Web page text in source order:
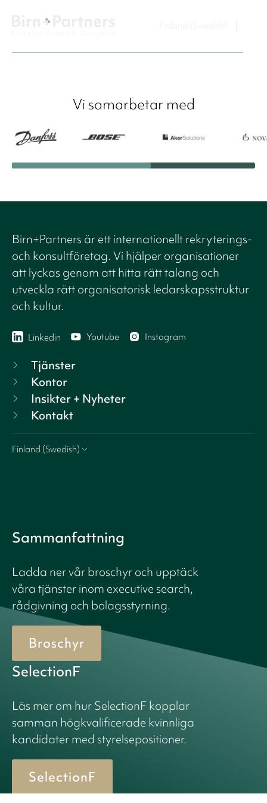
Vi samarbetar med
Birn+Partners är ett internationellt rekryterings-
och konsultföretag. Vi hjälper organisationer
att lyckas genom att hitta rätt talang och
utveckla rätt organisatorisk ledarskapsstruktur
och kultur.
Linkedin Youtube Instagram
Tjänster
Kontor
Insikter + Nyheter
Kontakt
Finland (Swedish)
Sammanfattning
Ladda ner vår broschyr och upptäck
våra tjänster inom executive search,
rådgivning och bolagsstyrning.
Broschyr
SelectionF
Läs mer om hur SelectionF kopplar
samman högkvalificerade kvinnliga
kandidater med styrelsepositioner.
SelectionF